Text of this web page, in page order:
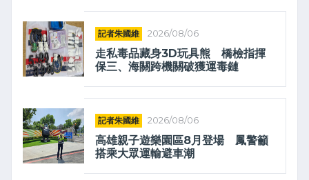
記者朱國維 2026/08/06
走私毒品藏身3D玩具熊 橋檢指揮
保三、海關跨機關破獲運毒鏈
記者朱國維 2026/08/06
高雄親子遊樂園區8月登場 鳳警籲
搭乘大眾運輸避車潮